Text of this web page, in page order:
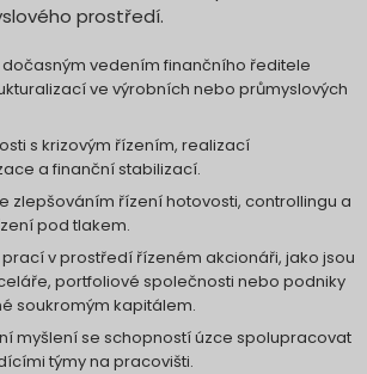
prostředí.
dočasným vedením finančního ředitele
ve výrobních nebo průmyslových
s krizovým řízením, realizací
a finanční stabilizací.
zlepšováním řízení hotovosti, controllingu a
pod tlakem.
prací v prostředí řízeném akcionáři, jako jsou
portfoliové společnosti nebo podniky
soukromým kapitálem.
myšlení se schopností úzce spolupracovat
týmy na pracovišti.